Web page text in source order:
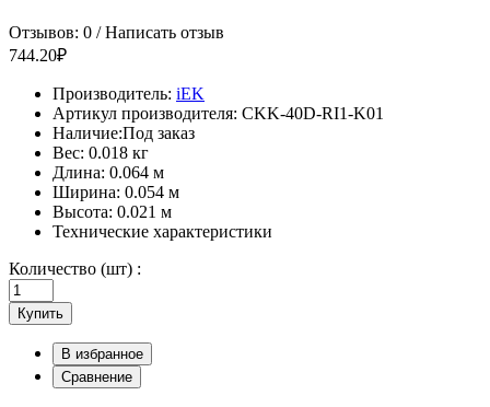
Отзывов: 0 /Написать отзыв
744.20₽
Производитель: iEK
Артикул производителя: CKK-40D-RI1-K01
Наличие:Под заказ
Вес: 0.018 кг
Длина: 0.064 м
Ширина: 0.054 м
Высота: 0.021 м
Технические характеристики
Количество (шт) :
Купить
В избранное
Сравнение